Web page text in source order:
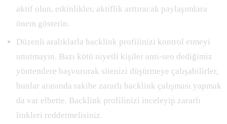
aktif olun, etkinlikler, aktiflik arttıracak paylaşımlara
önem gösterin.
Düzenli aralıklarla backlink profilinizi kontrol etmeyi
unutmayın. Bazı kötü niyetli kişiler anti-seo dediğimiz
yöntemlere başvururak sitenizi düşürmeye çalışabilirler,
bunlar arasında rakibe zararlı backlink çalışması yapmak
da var elbette. Backlink profilinizi inceleyip zararlı
linkleri reddetmelisiniz.